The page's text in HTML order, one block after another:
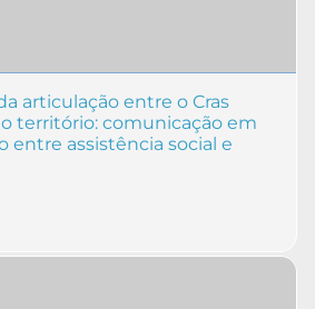
articulação entre o Cras
território: comunicação em
entre assistência social e